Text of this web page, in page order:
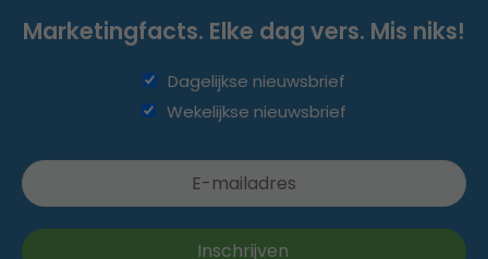
Marketingfacts. Elke dag vers. Mis niks!
Dagelijkse nieuwsbrief
Wekelijkse nieuwsbrief